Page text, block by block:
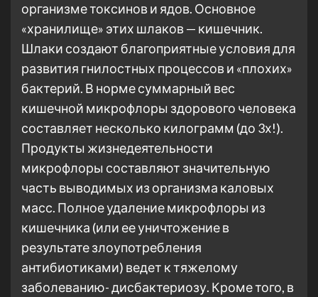
организме токсинов и ядов. Основное
«хранилище» этих шлаков — кишечник.
Шлаки создают благоприятные условия для
развития гнилостных процессов и «плохих»
бактерий. В норме суммарный вес
кишечной микрофлоры здорового человека
составляет несколько килограмм (до 3х!).
Продукты жизнедеятельности
микрофлоры составляют значительную
часть выводимых из организма каловых
масс. Полное удаление микрофлоры из
кишечника (или ее уничтожение в
результате злоупотребления
антибиотиками) ведет к тяжелому
заболеванию- дисбактериозу. Кроме того, в